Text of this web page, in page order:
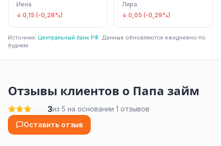
Иена
↓ 0,15 (-0,28%)
Лира
↓ 0,05 (-0,29%)
Источник: Центральный банк РФ. Данные обновляются ежедневно по
будням.
Отзывы клиентов о Папа займ
3из 5 на основании 1 отзывов
Оставить отзыв